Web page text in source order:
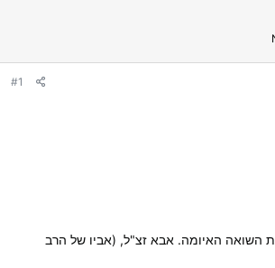
#1
השואה האיומה. אבא זצ"ל, (אביו של הרב